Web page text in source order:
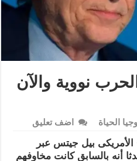
نووية والآن
الحياة اضف تعليق
بيل جيتس عبر
أنه بالسابق كانت مخاوفهم